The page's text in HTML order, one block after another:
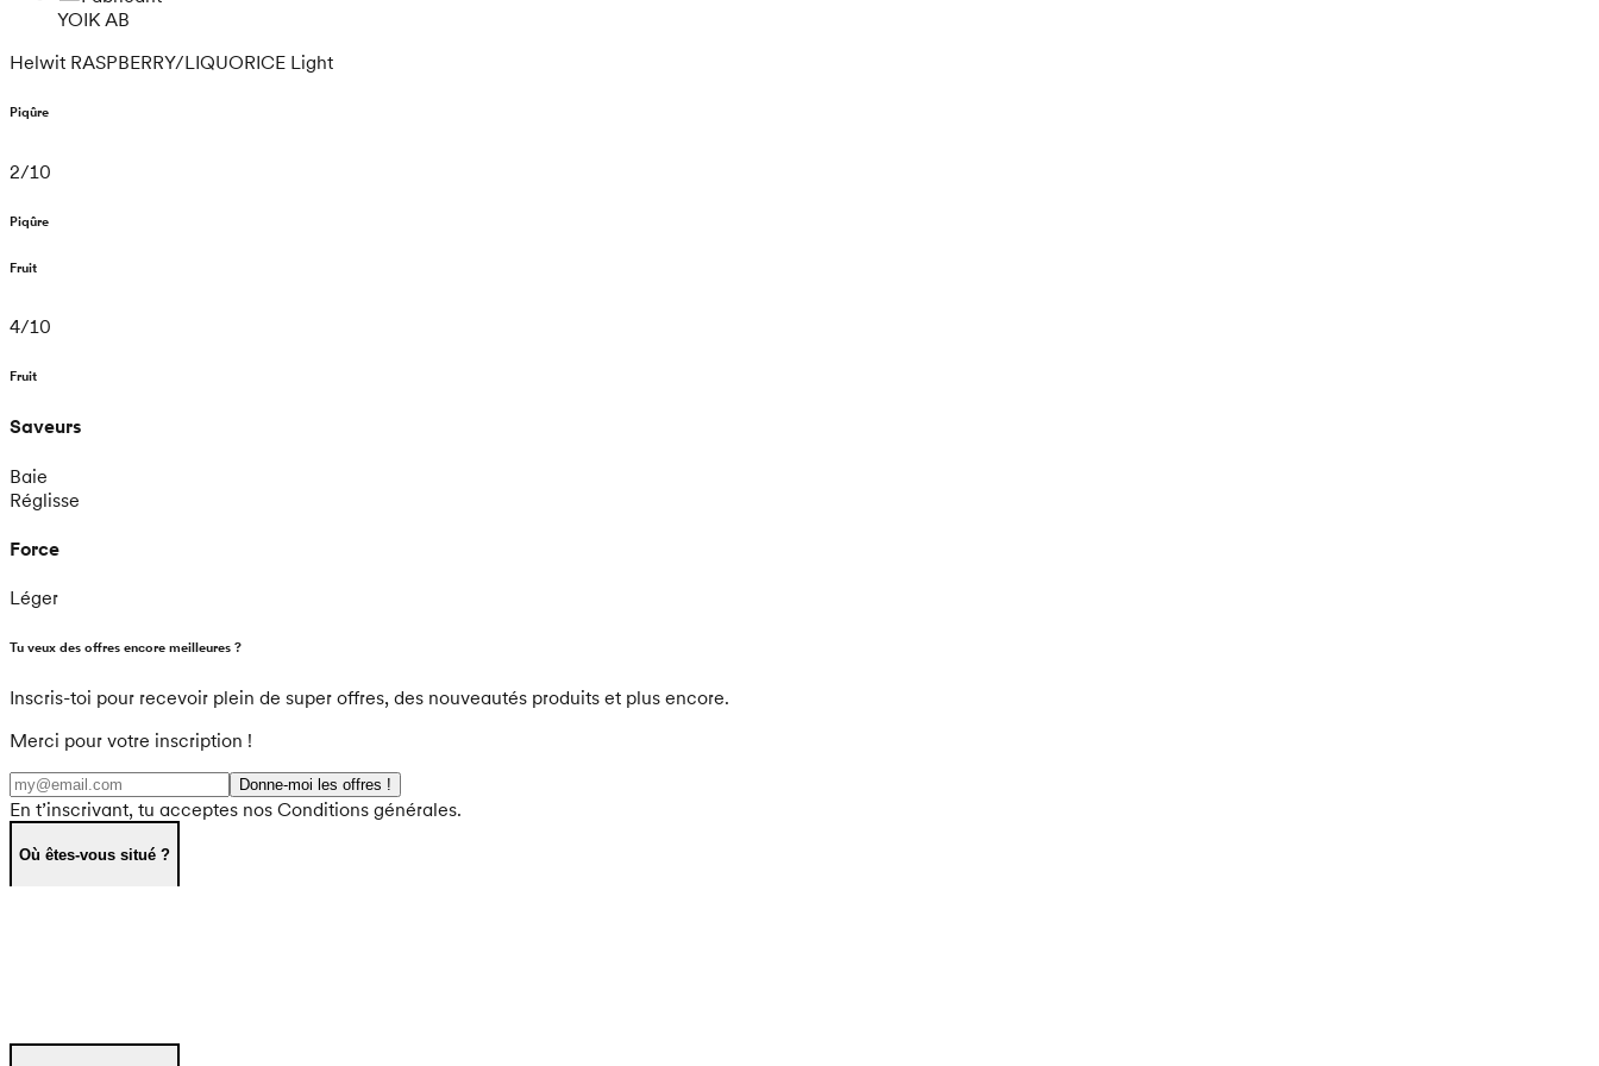
YOIK AB
Helwit RASPBERRY/LIQUORICE Light
Piqûre
2/10
Piqûre
Fruit
4/10
Fruit
Saveurs
Baie
Réglisse
Force
Léger
Tu veux des offres encore meilleures ?
Inscris-toi pour recevoir plein de super offres, des nouveautés produits et plus encore.
Merci pour votre inscription !
Donne-moi les offres !
En t’inscrivant, tu acceptes nos Conditions générales.
Où êtes-vous situé ?